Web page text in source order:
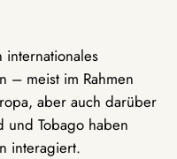
internationales
– meist im Rahmen
aber auch darüber
und Tobago haben
interagiert.